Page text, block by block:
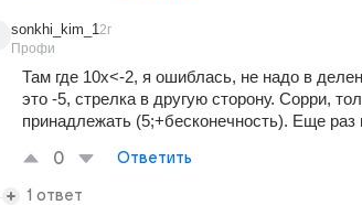
sonkhi_kim_1
Профи
2г
Там где 10х<-2, я ошиблась, не надо в
это -5, стрелка в другую сторону. Сорри,
принадлежать (5;+бесконечность). Еще раз
0 Ответить
1 ответ